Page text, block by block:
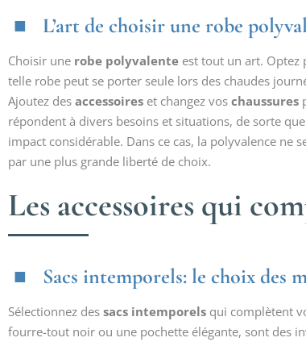
L’art de choisir une robe
Choisir une robe polyvalente est tout un art. Optez
telle robe peut se porter seule lors des chaudes
Ajoutez des accessoires et changez vos chaussures
répondent à divers besoins et situations, de sorte
impact considérable. Dans ce cas, la polyvalence ne
par une plus grande liberté de choix.
Les accessoires qui
Sacs intemporels: le choix des
Sélectionnez des sacs intemporels qui complètent
fourre-tout noir ou une pochette élégante, sont des